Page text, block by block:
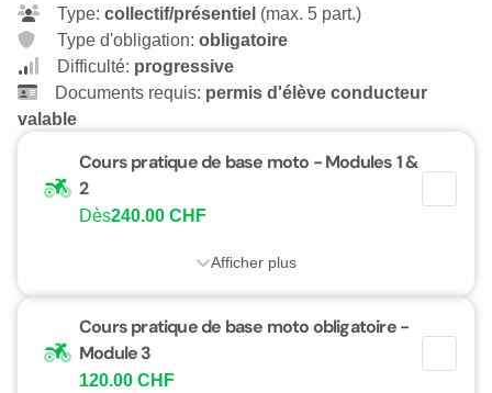
Type: collectif/présentiel (max. 5 part.)
Type d'obligation: obligatoire
Difficulté: progressive
Documents requis: permis d'élève conducteur
valable
Cours pratique de base moto - Modules 1 &
2
Dès240.00 CHF
Afficher plus
Cours pratique de base moto obligatoire -
Module 3
120.00 CHF